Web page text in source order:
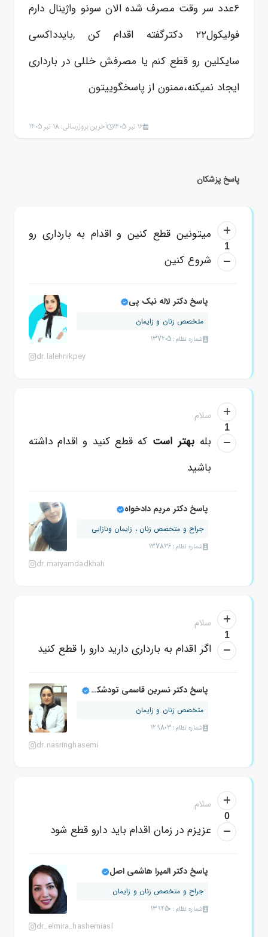
۶عدد سر وقت مصرف شده الان سونو واژینال دارم
فولیکول۲۲ دکترگفته اقدام کن ,بایدداکسی
سایکلین رو قطع کنم یا مصرفش خللی در بارداری
ایجاد نمیکنه،ممنون از پاسخگوییتون
16 تیر 1405 آخرین بروزرسانی: 18 تیر 1405
پاسخ پزشکان
1
میتونین قطع کنین و اقدام به بارداری رو
شروع کنین
پاسخ دکتر لاله نیک پی
متخصص زنان و زایمان
شماره نظام: 137205
dr.lalehnikpey
1
سلام
بله بهتر است که قطع کنید و اقدام داشته
باشید
پاسخ دکتر مریم دادخواه
جراح و متخصص زنان ، زایمان ونازایی
شماره نظام: 137836
dr.maryamdadkhah
1
سلام
اگر اقدام به بارداری دارید دارو را قطع کنید
پاسخ دکتر نسرین قاسمی تودشکچوئی
متخصص زنان و زایمان
شماره نظام: 129803
dr.nasringhasemi
0
سلام
عزیزم در زمان اقدام باید دارو قطع شود
پاسخ دکتر المیرا هاشمی اصل
جراح و متخصص زنان و زایمان
شماره نظام: 139450
dr_elmira_hashemiasl